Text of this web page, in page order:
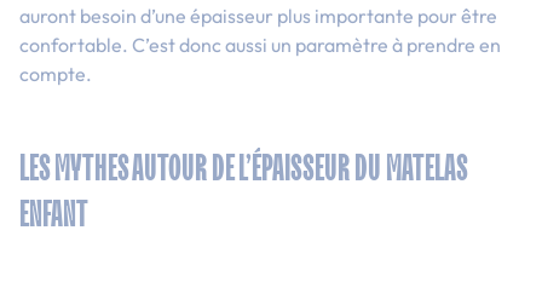
auront besoin d’une épaisseur plus importante pour être
confortable. C’est donc aussi un paramètre à prendre en
compte.
LES MYTHES AUTOUR DE L’ÉPAISSEUR DU MATELAS
ENFANT